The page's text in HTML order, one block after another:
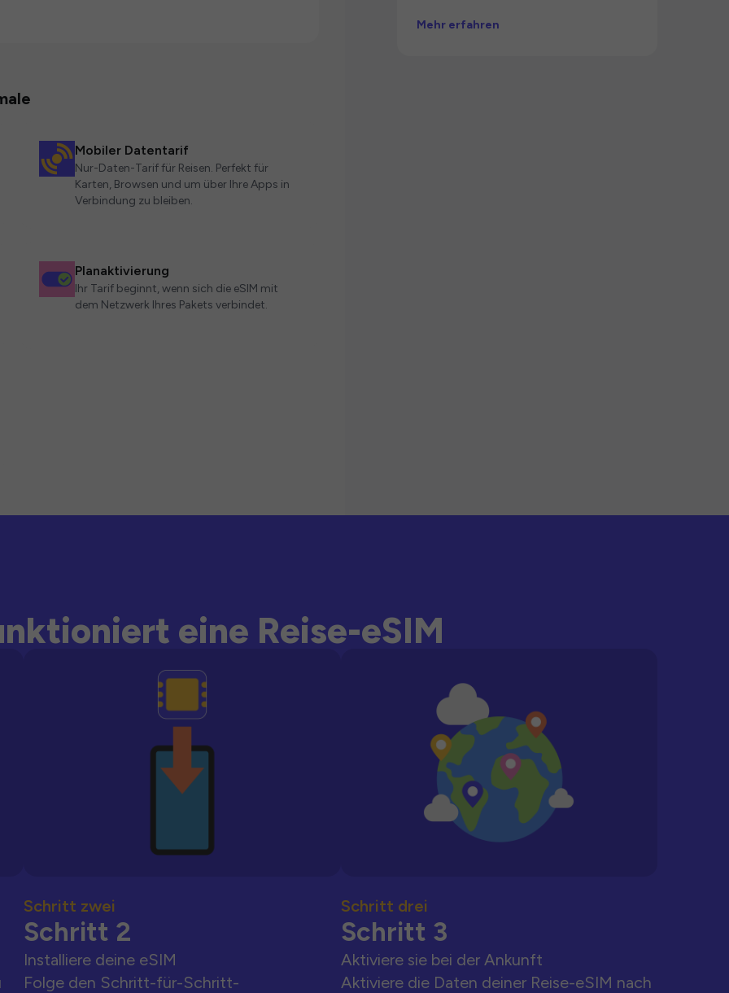
Mobiler Datentarif
Nur-Daten-Tarif für Reisen. Perfekt für
Karten, Browsen und um über Ihre Apps in
Verbindung zu bleiben.
Planaktivierung
Ihr Tarif beginnt, wenn sich die eSIM mit
dem Netzwerk Ihres Pakets verbindet.
Mehr erfahren
eine Reise-eSIM
Schritt zwei
Schritt 2
Installiere deine eSIM
Folge den Schritt-für-Schritt-
Schritt drei
Schritt 3
Aktiviere sie bei der Ankunft
Aktiviere die Daten deiner Reise-eSIM nach